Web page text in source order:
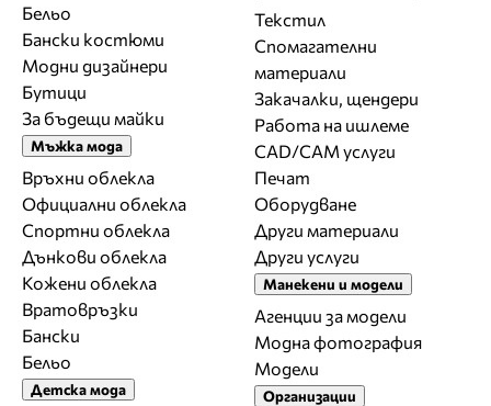
Бельо
Бански костюми
Модни дизайнери
Бутици
За бъдещи майки
Мъжка мода
Връхни облекла
Официални облекла
Спортни облекла
Дънкови облекла
Кожени облекла
Вратовръзки
Бански
Бельо
Детска мода
Текстил
Спомагателни
материали
Закачалки, щендери
Работа на ишлеме
CAD/CAM услуги
Печат
Оборудване
Други материали
Други услуги
Манекени и модели
Агенции за модели
Модна фотография
Модели
Организации